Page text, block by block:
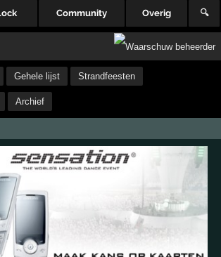
Community Overig 🔍
Gehele lijst Strandfeesten
Archief